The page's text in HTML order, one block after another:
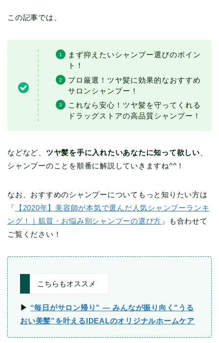
この記事では、
まず抑えたいシャンプー選びのポイン
ト！
プロ厳選！ツヤ髪に効果的なおすすめ
サロンシャンプー！
これなら安心！ツヤ髪を守ってくれる
ドラッグストアの高品質シャンプー！
などなど、 ツヤ髪を手に入れたいあなたに知って欲しい
シャンプーのことを順番に解説していきますね^^！
なお、おすすめのシャンプーについてもっと知りたい方は
「
【2020年】美容師が本気で選んだ人気シャンプーランキ
ング！｜肌質・お悩み別シャンプーの選び方 」も合わせて
ご覧ください！
こちらもオススメ
▶︎ “毎日がサロン帰り” ― みんなが振り向く”うる
おい美髪”を叶えるIDEALのオリジナルホームケア